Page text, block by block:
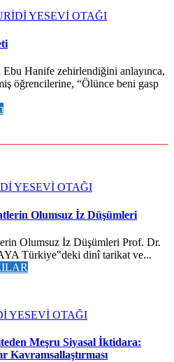
YESEVİ OTAĞI
Hanife zehirlendiğini anlayınca,
öğrencilerine, “Ölünce beni gasp
YESEVİ OTAĞI
Olumsuz İz Düşümleri
Olumsuz İz Düşümleri Prof. Dr.
Türkiye‟deki dinî tarikat ve...
YESEVİ OTAĞI
Meşru Siyasal İktidara:
Kavramsallaştırması